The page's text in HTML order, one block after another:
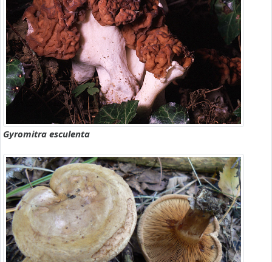
Gyromitra esculenta